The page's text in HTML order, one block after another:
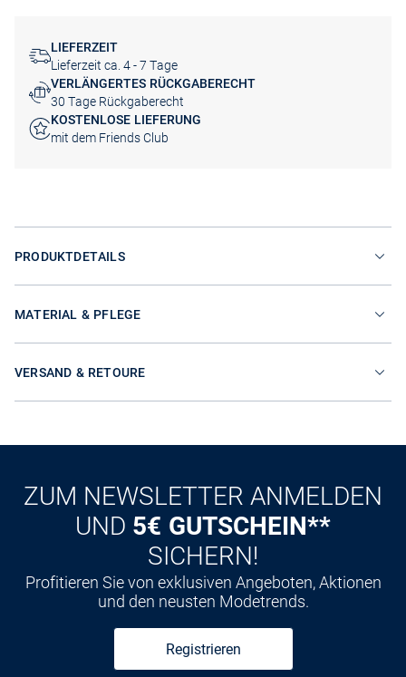
LIEFERZEIT
Lieferzeit ca. 4 - 7 Tage
VERLÄNGERTES RÜCKGABERECHT
30 Tage Rückgaberecht
KOSTENLOSE LIEFERUNG
mit dem Friends Club
PRODUKTDETAILS
MATERIAL & PFLEGE
VERSAND & RETOURE
ZUM NEWSLETTER ANMELDEN
UND 5€ GUTSCHEIN**
SICHERN!
Profitieren Sie von exklusiven Angeboten, Aktionen
und den neusten Modetrends.
Registrieren